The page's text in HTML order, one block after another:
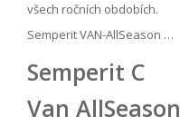
všech ročních obdobích.
Semperit VAN-AllSeason …
Semperit C
Van AllSeason